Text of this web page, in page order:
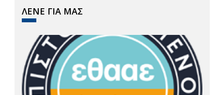
ΛΕΝΕ ΓΙΑ ΜΑΣ